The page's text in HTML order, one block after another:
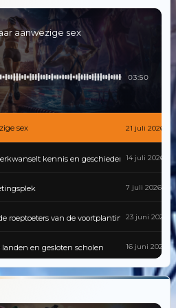
aanwezige sex
03:50
sex 21 juli 2026
kennis en geschiedenis14 juli 2026
7 juli 2026
roeptoeters van de voortplantingspolitiek
23 juni 2026
en gesloten scholen 16 juni 2026
zijn van alle tijden 9 juni 2026
2 juni 2026